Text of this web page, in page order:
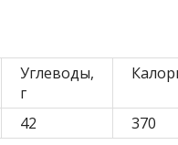
Углеводы,
г
42 370